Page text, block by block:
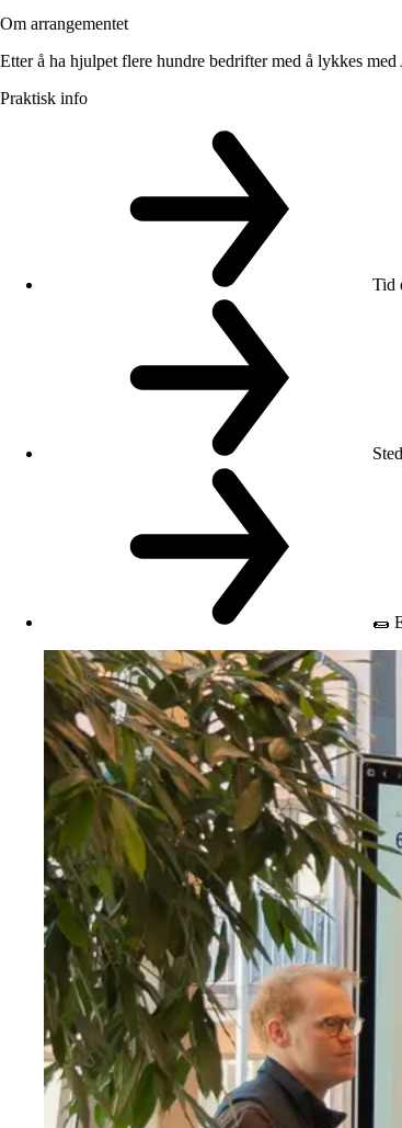
Om arrangementet
Etter å ha hjulpet flere hundre bedrifter med å lykkes
Praktisk info
Tid
Sted
🌯